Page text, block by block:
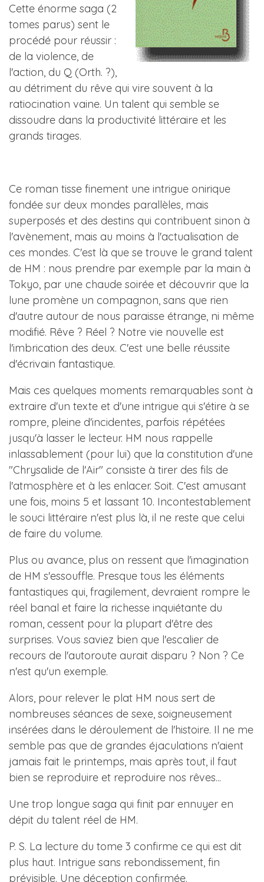
Cette énorme saga (2
tomes parus) sent le
procédé pour réussir :
de la violence, de
l'action, du Q (Orth. ?),
au détriment du rêve qui vire souvent à la
ratiocination vaine. Un talent qui semble se
dissoudre dans la productivité littéraire et les
grands tirages.
Ce roman tisse finement une intrigue onirique
fondée sur deux mondes parallèles, mais
superposés et des destins qui contribuent sinon à
l'avènement, mais au moins à l'actualisation de
ces mondes. C'est là que se trouve le grand talent
de HM : nous prendre par exemple par la main à
Tokyo, par une chaude soirée et découvrir que la
lune promène un compagnon, sans que rien
d'autre autour de nous paraisse étrange, ni même
modifié. Rêve ? Réel ? Notre vie nouvelle est
l'imbrication des deux. C'est une belle réussite
d'écrivain fantastique.
Mais ces quelques moments remarquables sont à
extraire d'un texte et d'une intrigue qui s'étire à se
rompre, pleine d'incidentes, parfois répétées
jusqu'à lasser le lecteur. HM nous rappelle
inlassablement (pour lui) que la constitution d'une
"Chrysalide de l'Air" consiste à tirer des fils de
l'atmosphère et à les enlacer. Soit. C'est amusant
une fois, moins 5 et lassant 10. Incontestablement
le souci littéraire n'est plus là, il ne reste que celui
de faire du volume.
Plus ou avance, plus on ressent que l'imagination
de HM s'essouffle. Presque tous les éléments
fantastiques qui, fragilement, devraient rompre le
réel banal et faire la richesse inquiétante du
roman, cessent pour la plupart d'être des
surprises. Vous saviez bien que l'escalier de
recours de l'autoroute aurait disparu ? Non ? Ce
n'est qu'un exemple.
Alors, pour relever le plat HM nous sert de
nombreuses séances de sexe, soigneusement
insérées dans le déroulement de l'histoire. Il ne me
semble pas que de grandes éjaculations n'aient
jamais fait le printemps, mais après tout, il faut
bien se reproduire et reproduire nos rêves...
Une trop longue saga qui finit par ennuyer en
dépit du talent réel de HM.
P. S. La lecture du tome 3 confirme ce qui est dit
plus haut. Intrigue sans rebondissement, fin
prévisible. Une déception confirmée.